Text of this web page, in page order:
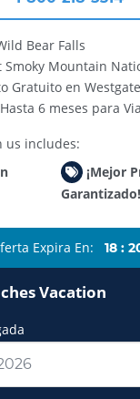
Bear Falls
Smoky Mountain
Gratuito en
6 meses para
us includes:
¡Mejor
Garantizado!
Expira En 18 :
Vacation